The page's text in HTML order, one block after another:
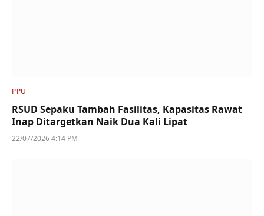
PPU
RSUD Sepaku Tambah Fasilitas, Kapasitas Rawat
Inap Ditargetkan Naik Dua Kali Lipat
22/07/2026 4:14 PM